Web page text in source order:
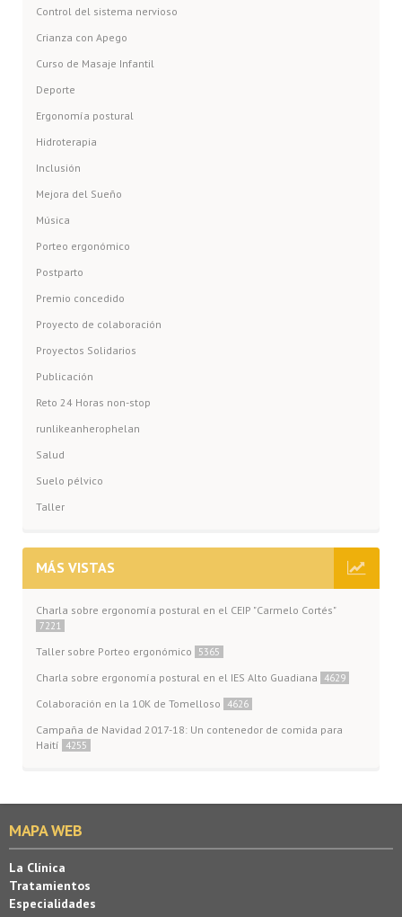
Control del sistema nervioso
Crianza con Apego
Curso de Masaje Infantil
Deporte
Ergonomía postural
Hidroterapia
Inclusión
Mejora del Sueño
Música
Porteo ergonómico
Postparto
Premio concedido
Proyecto de colaboración
Proyectos Solidarios
Publicación
Reto 24 Horas non-stop
runlikeanherophelan
Salud
Suelo pélvico
Taller
MÁS VISTAS
Charla sobre ergonomía postural en el CEIP "Carmelo Cortés"
7221
Taller sobre Porteo ergonómico 5365
Charla sobre ergonomía postural en el IES Alto Guadiana 4629
Colaboración en la 10K de Tomelloso 4626
Campaña de Navidad 2017-18: Un contenedor de comida para
Haití
4255
MAPA WEB
La Clínica
Tratamientos
Especialidades